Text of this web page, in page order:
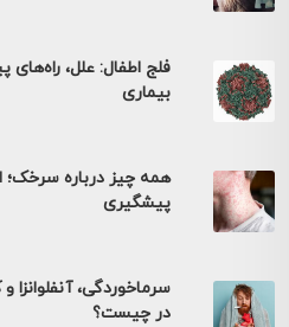
فلج اطفال: علل،
بیماری
همه چیز درباره سرخک؛
پیشگیری
سرماخوردگی، آنفلوانزا
در چیست؟